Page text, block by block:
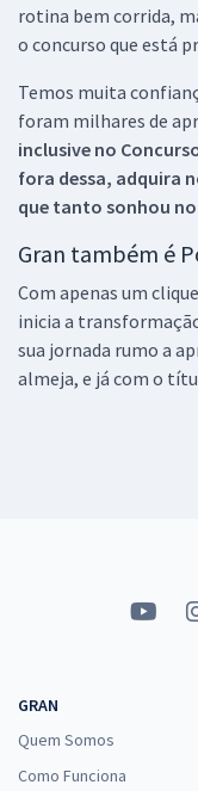
rotina bem corrida,
o concurso que está
Temos muita
foram milhares de
inclusive no
fora dessa, adquira
que tanto sonhou
Gran também é
Com apenas um
inicia a
sua jornada rumo a
almeja, e já com o
GRAN
Quem Somos
Como Funciona